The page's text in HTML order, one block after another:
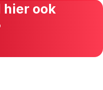
hier ook